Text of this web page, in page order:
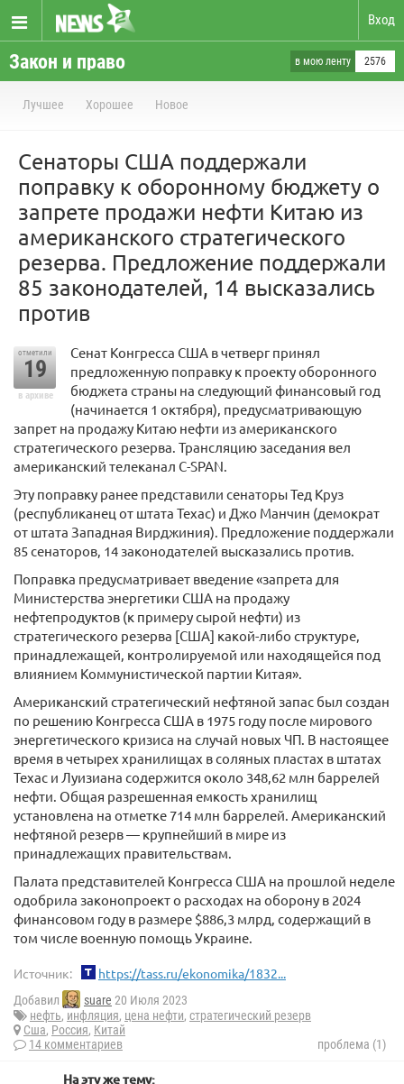
Вход
Закон и право в мою ленту 2576
Лучшее Хорошее Новое
Сенаторы США поддержали
поправку к оборонному бюджету о
запрете продажи нефти Китаю из
американского стратегического
резерва. Предложение поддержали
85 законодателей, 14 высказались
против
отметили
19
в архиве
Сенат Конгресса США в четверг принял
предложенную поправку к проекту оборонного
бюджета страны на следующий финансовый год
(начинается 1 октября), предусматривающую
запрет на продажу Китаю нефти из американского
стратегического резерва. Трансляцию заседания вел
американский телеканал C-SPAN.
Эту поправку ранее представили сенаторы Тед Круз
(республиканец от штата Техас) и Джо Манчин (демократ
от штата Западная Вирджиния). Предложение поддержали
85 сенаторов, 14 законодателей высказались против.
Поправка предусматривает введение «запрета для
Министерства энергетики США на продажу
нефтепродуктов (к примеру сырой нефти) из
стратегического резерва [США] какой-либо структуре,
принадлежащей, контролируемой или находящейся под
влиянием Коммунистической партии Китая».
Американский стратегический нефтяной запас был создан
по решению Конгресса США в 1975 году после мирового
энергетического кризиса на случай новых ЧП. В настоящее
время в четырех хранилищах в соляных пластах в штатах
Техас и Луизиана содержится около 348,62 млн баррелей
нефти. Общая разрешенная емкость хранилищ
установлена на отметке 714 млн баррелей. Американский
нефтяной резерв — крупнейший в мире из
принадлежащих правительствам.
Палата представителей Конгресса США на прошлой неделе
одобрила законопроект о расходах на оборону в 2024
финансовом году в размере $886,3 млрд, содержащий в
том числе военную помощь Украине.
Источник: https://tass.ru/ekonomika/1832...
Добавил suare 20 Июля 2023
нефть, инфляция, цена нефти, стратегический резерв
Сша, Россия, Китай
14 комментариев
проблема (1)
На эту же тему: